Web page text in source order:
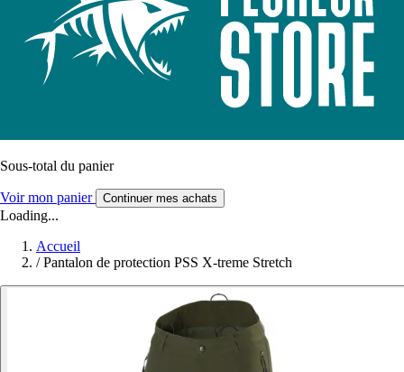
Sous-total du panier
Voir mon panier Continuer mes achats
Loading...
Accueil
/ Pantalon de protection PSS X-treme Stretch